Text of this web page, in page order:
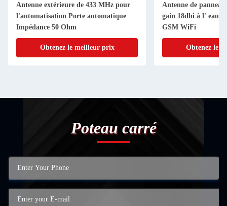
Antenne extérieure de 433 MHz pour
l'automatisation Porte automatique
Impédance 50 Ohm
Obtenez le meilleur prix
Antenne de
gain 18dbi à l' eau
GSM WiFi
Obtenez le
Poteau carré